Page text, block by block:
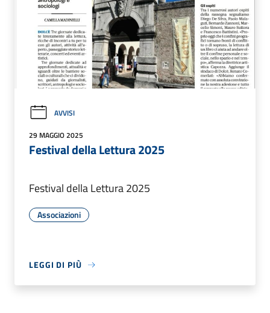
AVVISI
29 MAGGIO 2025
Festival della Lettura 2025
Festival della Lettura 2025
Associazioni
LEGGI DI PIÙ